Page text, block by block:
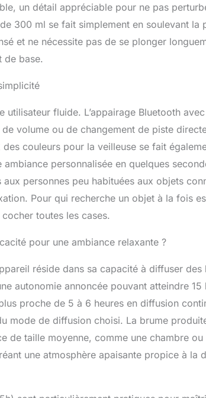
un détail appréciable pour ne pas
300 ml se fait simplement en soulevant la
et ne nécessite pas de se plonger
de base.
utilisateur fluide. L’appairage Bluetooth
volume ou de changement de piste
couleurs pour la veilleuse se fait
personnalisée en quelques
personnes peu habituées aux objets
Pour qui recherche un objet à la fois
toutes les cases.
pour une ambiance relaxante ?
réside dans sa capacité à diffuser des
autonomie annoncée pouvant atteindre 15
proche de 5 à 6 heures en diffusion
mode de diffusion choisi. La brume
de taille moyenne, comme une chambre
une atmosphère apaisante propice à la